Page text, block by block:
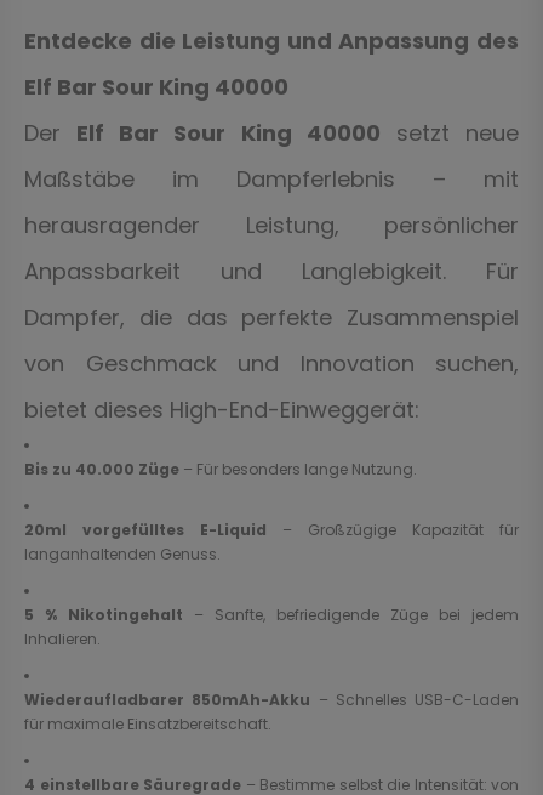
Entdecke die Leistung und Anpassung des
Elf Bar Sour King 40000
Der Elf Bar Sour King 40000 setzt neue
Maßstäbe im Dampferlebnis – mit
herausragender Leistung, persönlicher
Anpassbarkeit und Langlebigkeit. Für
Dampfer, die das perfekte Zusammenspiel
von Geschmack und Innovation suchen,
bietet dieses High-End-Einweggerät:
Bis zu 40.000 Züge – Für besonders lange Nutzung.
20ml vorgefülltes E-Liquid – Großzügige Kapazität für
langanhaltenden Genuss.
5 % Nikotingehalt – Sanfte, befriedigende Züge bei jedem
Inhalieren.
Wiederaufladbarer 850mAh-Akku – Schnelles USB-C-Laden
für maximale Einsatzbereitschaft.
4 einstellbare Säuregrade – Bestimme selbst die Intensität: von